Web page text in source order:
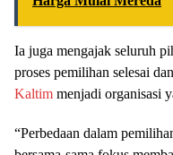
Ia juga mengajak seluruh
proses pemilihan selesai
Kaltim menjadi organisasi
“Perbedaan dalam